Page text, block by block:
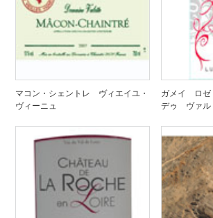
マコン・シェントレ ヴィエイユ・
ヴィーニュ
ガメイ ロ
デゥ ヴァ